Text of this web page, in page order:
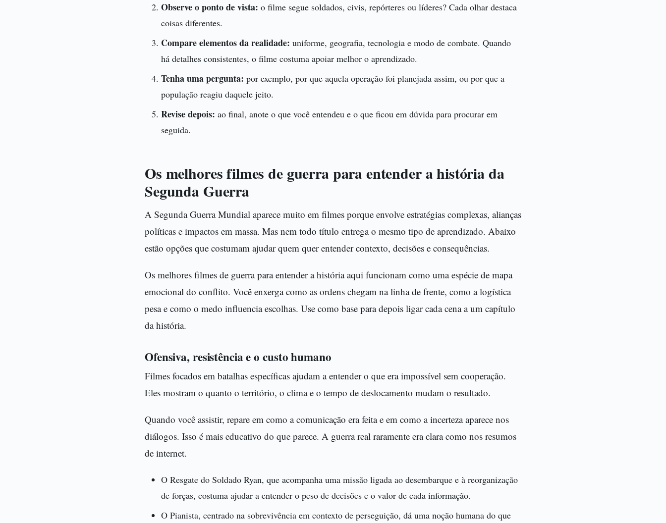
Observe o ponto de vista: o filme segue soldados, civis, repórteres ou líderes? Cada olhar destaca
coisas diferentes.
Compare elementos da realidade: uniforme, geografia, tecnologia e modo de combate. Quando
há detalhes consistentes, o filme costuma apoiar melhor o aprendizado.
Tenha uma pergunta: por exemplo, por que aquela operação foi planejada assim, ou por que a
população reagiu daquele jeito.
Revise depois: ao final, anote o que você entendeu e o que ficou em dúvida para procurar em
seguida.
Os melhores filmes de guerra para entender a história da
Segunda Guerra
A Segunda Guerra Mundial aparece muito em filmes porque envolve estratégias complexas, alianças
políticas e impactos em massa. Mas nem todo título entrega o mesmo tipo de aprendizado. Abaixo
estão opções que costumam ajudar quem quer entender contexto, decisões e consequências.
Os melhores filmes de guerra para entender a história aqui funcionam como uma espécie de mapa
emocional do conflito. Você enxerga como as ordens chegam na linha de frente, como a logística
pesa e como o medo influencia escolhas. Use como base para depois ligar cada cena a um capítulo
da história.
Ofensiva, resistência e o custo humano
Filmes focados em batalhas específicas ajudam a entender o que era impossível sem cooperação.
Eles mostram o quanto o território, o clima e o tempo de deslocamento mudam o resultado.
Quando você assistir, repare em como a comunicação era feita e em como a incerteza aparece nos
diálogos. Isso é mais educativo do que parece. A guerra real raramente era clara como nos resumos
de internet.
O Resgate do Soldado Ryan, que acompanha uma missão ligada ao desembarque e à reorganização
de forças, costuma ajudar a entender o peso de decisões e o valor de cada informação.
O Pianista, centrado na sobrevivência em contexto de perseguição, dá uma noção humana do que